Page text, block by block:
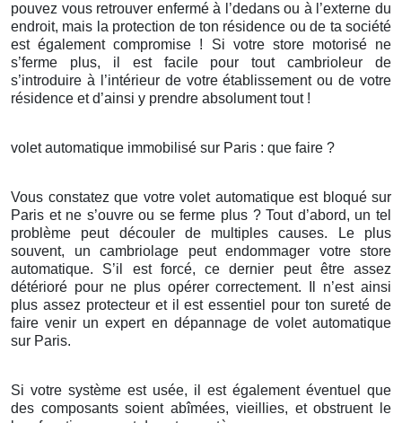
pouvez vous retrouver enfermé à l’dedans ou à l’externe du
endroit, mais la protection de ton résidence ou de ta société
est également compromise ! Si votre store motorisé ne
s’ferme plus, il est facile pour tout cambrioleur de
s’introduire à l’intérieur de votre établissement ou de votre
résidence et d’ainsi y prendre absolument tout !
volet automatique immobilisé sur Paris : que faire ?
Vous constatez que votre volet automatique est bloqué sur
Paris et ne s’ouvre ou se ferme plus ? Tout d’abord, un tel
problème peut découler de multiples causes. Le plus
souvent, un cambriolage peut endommager votre store
automatique. S’il est forcé, ce dernier peut être assez
détérioré pour ne plus opérer correctement. Il n’est ainsi
plus assez protecteur et il est essentiel pour ton sureté de
faire venir un expert en dépannage de volet automatique
sur Paris.
Si votre système est usée, il est également éventuel que
des composants soient abîmées, vieillies, et obstruent le